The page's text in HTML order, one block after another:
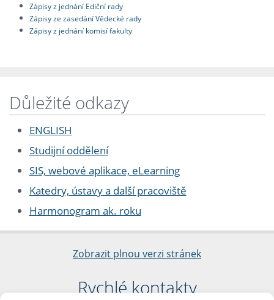
Zápisy z jednání Ediční rady
Zápisy ze zasedání Vědecké rady
Zápisy z jednání komisí fakulty
Důležité odkazy
ENGLISH
Studijní oddělení
SIS, webové aplikace, eLearning
Katedry, ústavy a další pracoviště
Harmonogram ak. roku
Zobrazit plnou verzi stránek
Rychlé kontakty